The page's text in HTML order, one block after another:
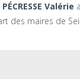
PÉCRESSE Valérie
des maires de